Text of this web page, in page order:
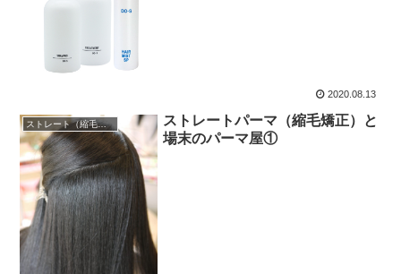
2020.08.13
ストレート（縮毛矯正）
ストレートパーマ（縮毛矯正）と
場末のパーマ屋①